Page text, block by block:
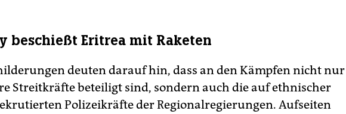
beschießt Eritrea mit Raketen
deuten darauf hin, dass an den Kämpfen nicht nur
Streitkräfte beteiligt sind, sondern auch die auf ethnischer
Polizeikräfte der Regionalregierungen. Aufseiten